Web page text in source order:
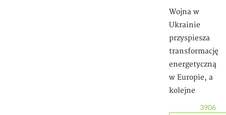
Wojna w
Ukrainie
przyspiesza
transformację
energetyczną
w Europie, a
kolejne
3906